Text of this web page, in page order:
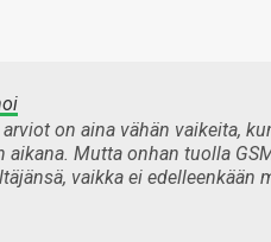
on aina vähän vaikeita,
aikana. Mutta onhan tuolla
vaikka ei edelleenkään